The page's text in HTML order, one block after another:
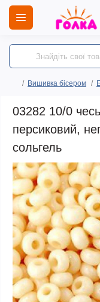
Вишивка бісером
03282 10/0
персиковий,
сольгель